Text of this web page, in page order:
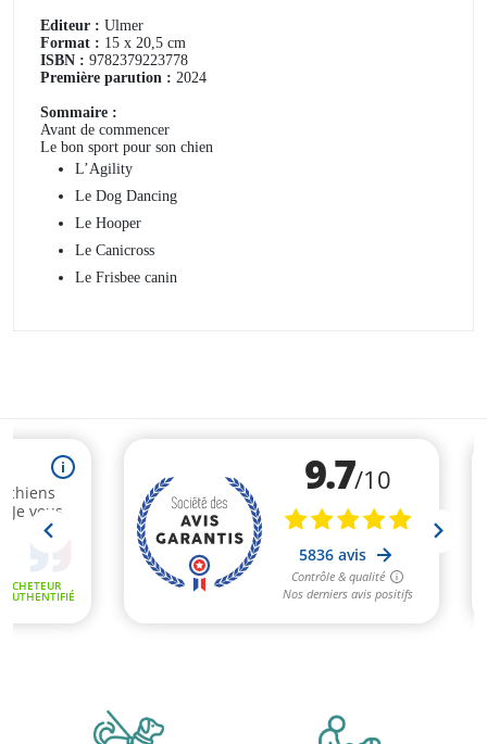
Editeur : Ulmer
Format : 15 x 20,5 cm
ISBN : 9782379223778
Première parution : 2024
Sommaire :
Avant de commencer
Le bon sport pour son chien
L’Agility
Le Dog Dancing
Le Hooper
Le Canicross
Le Frisbee canin